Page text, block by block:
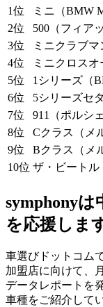
1位
ミニ（BMW
2位
500（フィア
3位
ミニクラブマ
4位
ミニクロスオ
5位
1シリーズ（
6位
5シリーズセ
7位
911（ポルシェ
8位
Cクラス（メ
9位
Bクラス（メ
10位 ザ・ビートル
symphonyは
を応援しま
車選びドットコム
加盟店に向けて、
データレポートを
車種をご紹介して